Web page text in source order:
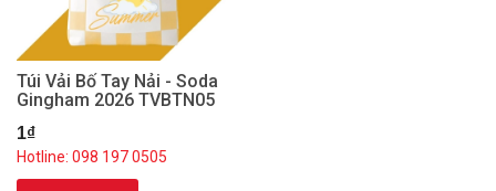
Túi Vải Bố Tay Nải - Soda
Gingham 2026 TVBTN05
1₫
Hotline: 098 197 0505